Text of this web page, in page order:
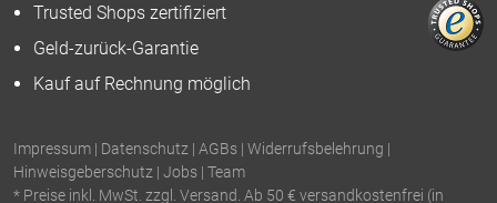
Trusted Shops zertifiziert
Geld-zurück-Garantie
Kauf auf Rechnung möglich
Impressum | Datenschutz | AGBs | Widerrufsbelehrung |
Hinweisgeberschutz | Jobs | Team
* Preise inkl. MwSt. zzgl. Versand. Ab 50 € versandkostenfrei (in